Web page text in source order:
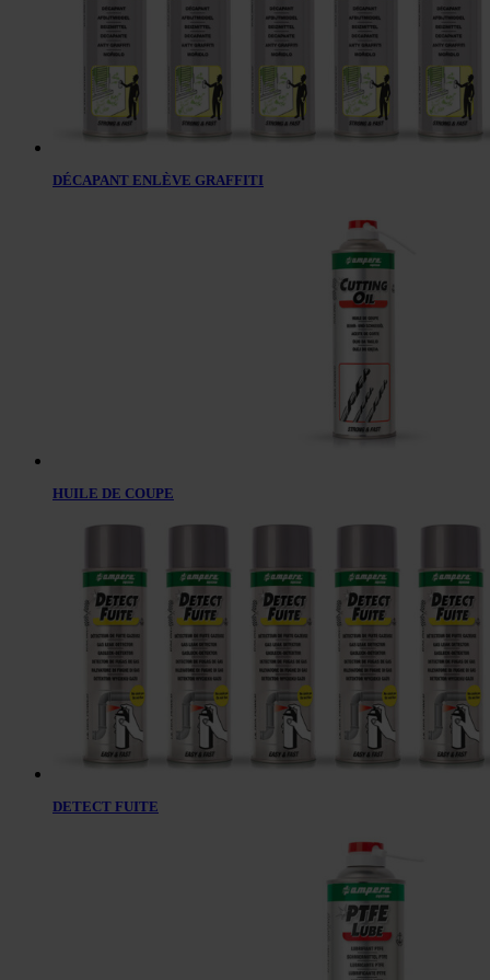
DÉCAPANT ENLÈVE GRAFFITI
HUILE DE COUPE
DETECT FUITE